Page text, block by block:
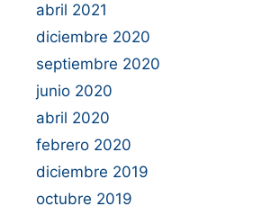
abril 2021
diciembre 2020
septiembre 2020
junio 2020
abril 2020
febrero 2020
diciembre 2019
octubre 2019